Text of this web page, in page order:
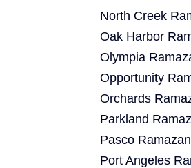
North Creek
Oak Harbor
Olympia
Opportunity
Orchards
Parkland
Pasco
Port Angeles